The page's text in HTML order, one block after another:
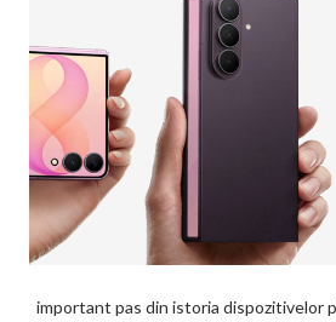
important pas din istoria dispozitivelor